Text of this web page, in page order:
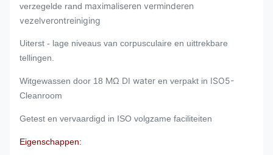
verzegelde rand maximaliseren verminderen
vezelverontreiniging
Uiterst - lage niveaus van corpusculaire en uittrekbare
tellingen.
Witgewassen door 18 MΩ DI water en verpakt in ISO5-
Cleanroom
Getest en vervaardigd in ISO volgzame faciliteiten
Eigenschappen: